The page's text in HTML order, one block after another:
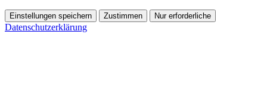
Einstellungen speichern Zustimmen Nur erforderliche
Datenschutzerklärung